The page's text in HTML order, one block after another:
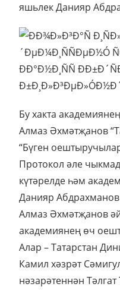
яшьлек Данияр
Бу хакта
Алмаз Әхмәтҗанов
“Бүген
Протокол әле
күтәрелде һәм
Данияр Абдрахманов
Алмаз Әхмәтҗанов
академиянең өч
Алар – Татарстан
Камил хәзрәт
нәзарәтеннән